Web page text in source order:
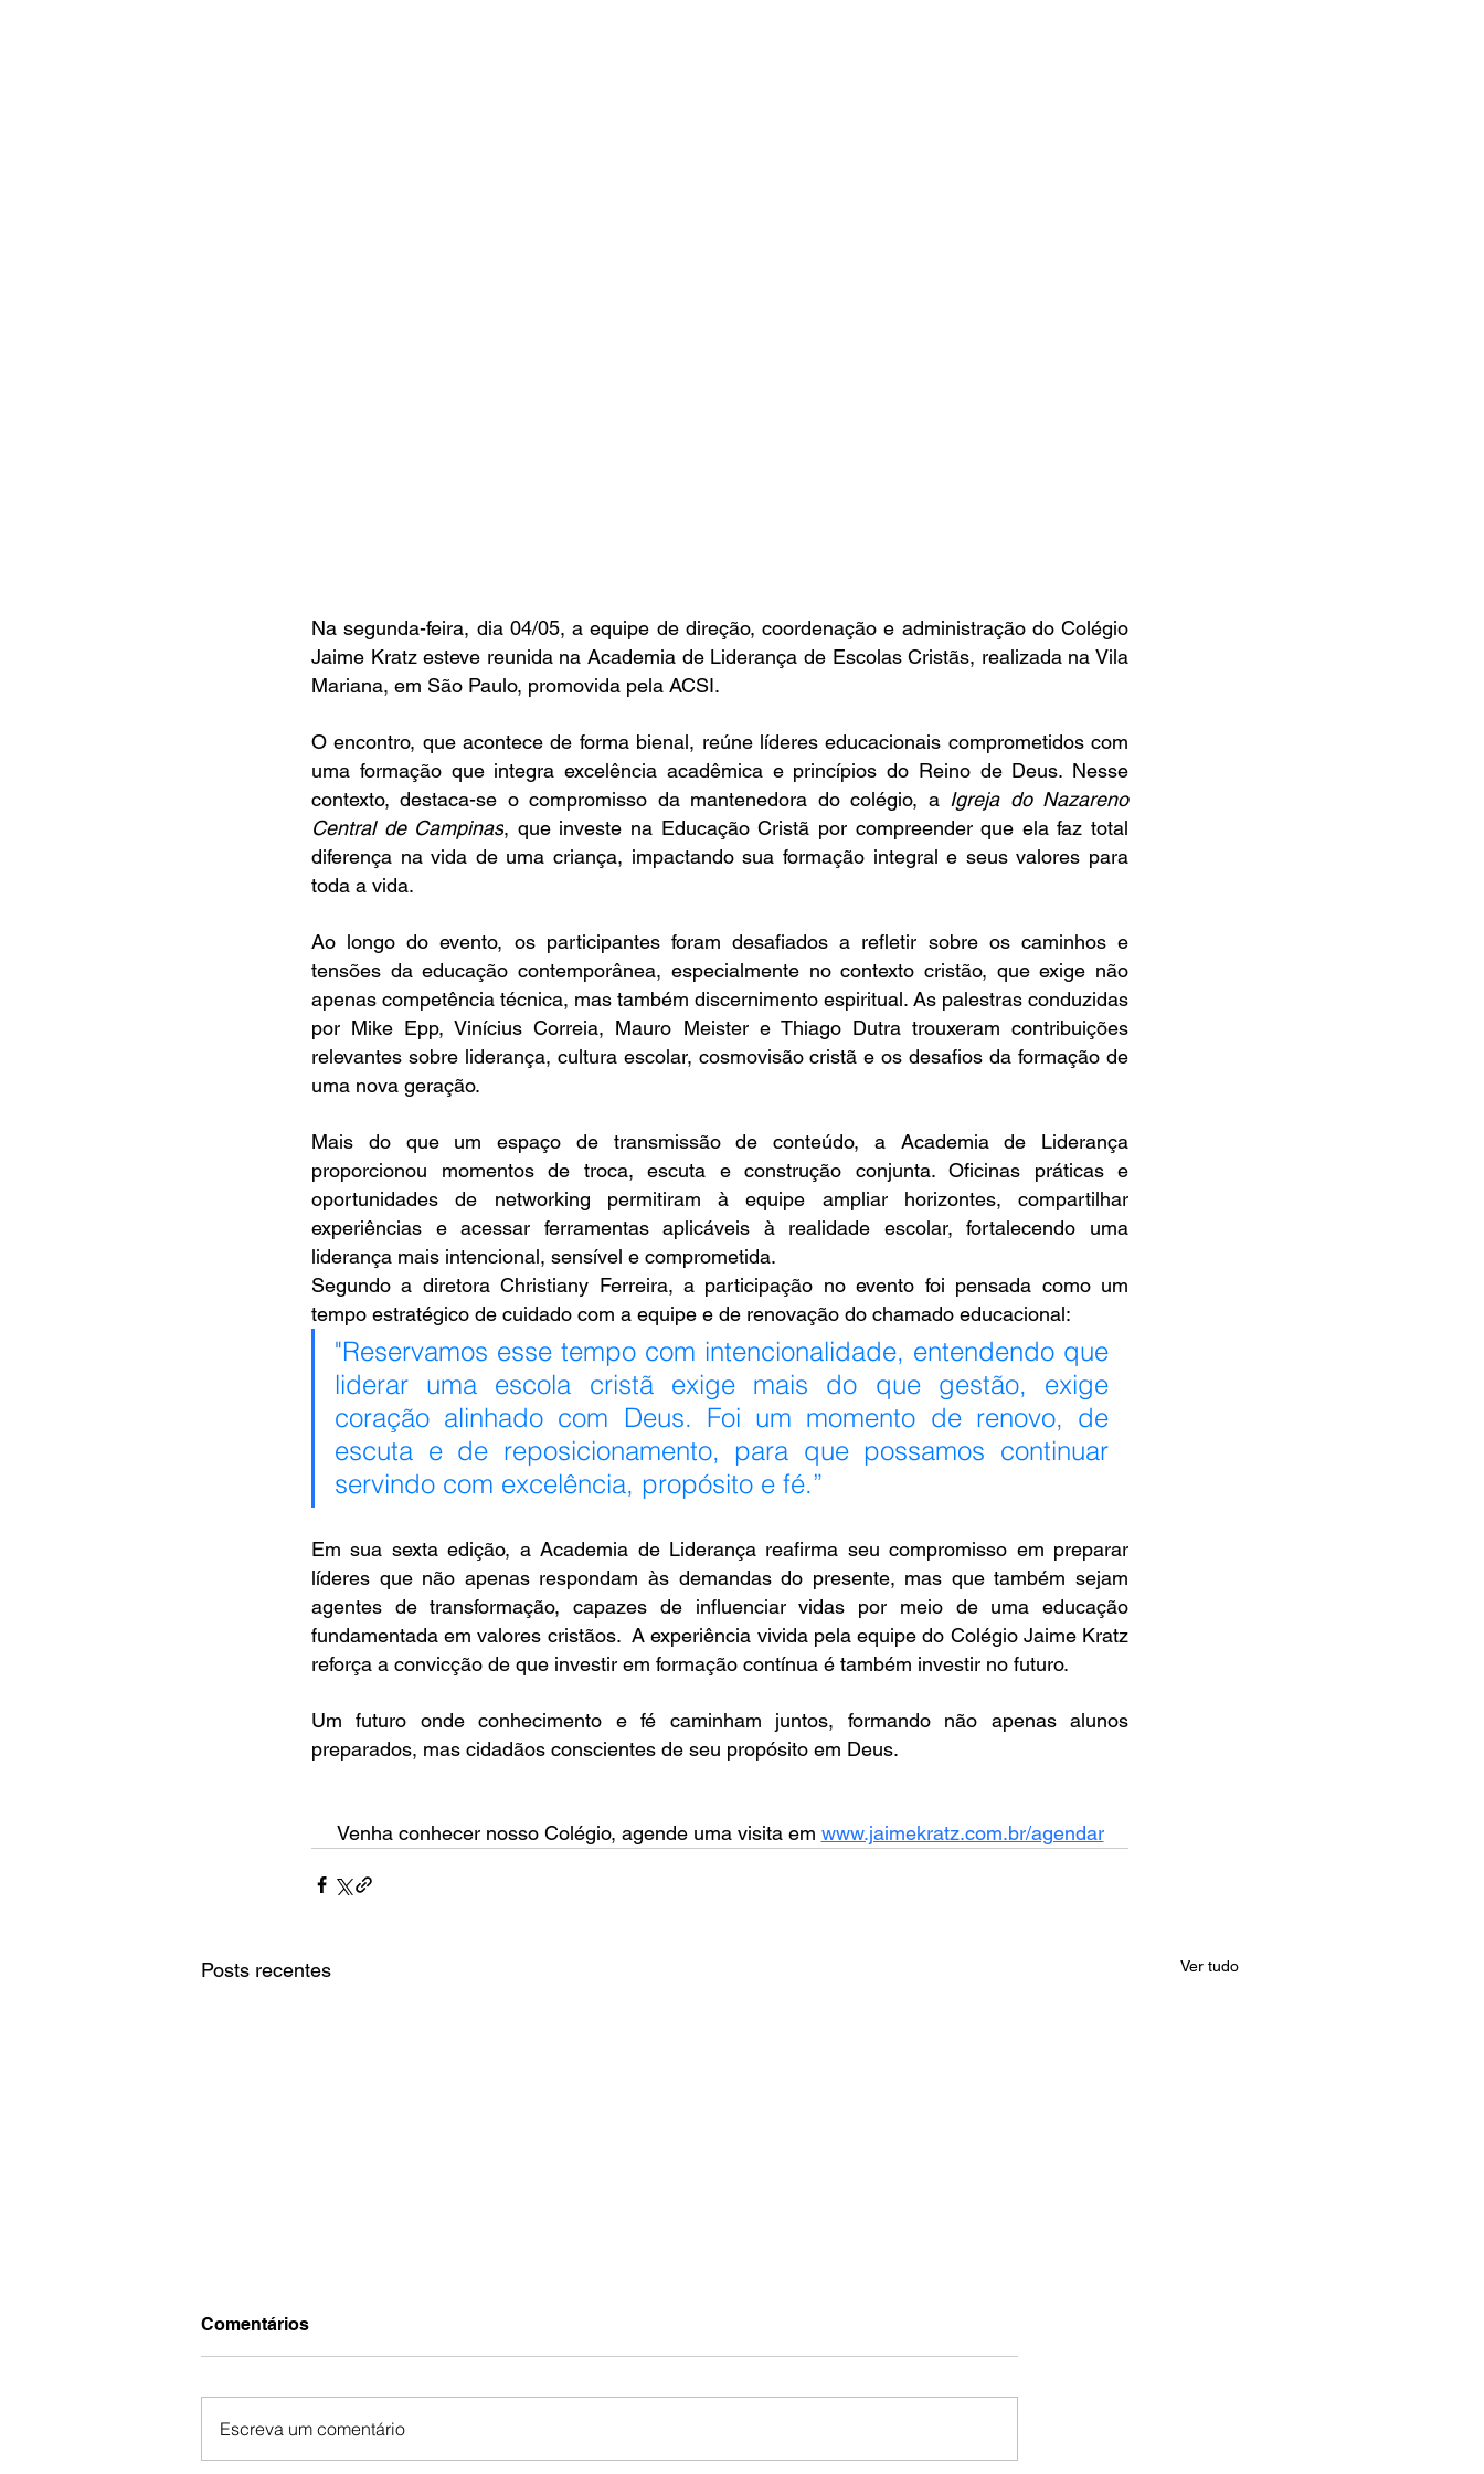
Na segunda-feira, dia 04/05, a equipe de direção, coordenação e administração do Colégio
Jaime Kratz esteve reunida na Academia de Liderança de Escolas Cristãs, realizada na Vila
Mariana, em São Paulo, promovida pela ACSI.
O encontro, que acontece de forma bienal, reúne líderes educacionais comprometidos com
uma formação que integra excelência acadêmica e princípios do Reino de Deus. Nesse
contexto, destaca-se o compromisso da mantenedora do colégio, a Igreja do Nazareno
Central de Campinas, que investe na Educação Cristã por compreender que ela faz total
diferença na vida de uma criança, impactando sua formação integral e seus valores para
toda a vida.
Ao longo do evento, os participantes foram desafiados a refletir sobre os caminhos e
tensões da educação contemporânea, especialmente no contexto cristão, que exige não
apenas competência técnica, mas também discernimento espiritual. As palestras conduzidas
por Mike Epp, Vinícius Correia, Mauro Meister e Thiago Dutra trouxeram contribuições
relevantes sobre liderança, cultura escolar, cosmovisão cristã e os desafios da formação de
uma nova geração.
Mais do que um espaço de transmissão de conteúdo, a Academia de Liderança
proporcionou momentos de troca, escuta e construção conjunta. Oficinas práticas e
oportunidades de networking permitiram à equipe ampliar horizontes, compartilhar
experiências e acessar ferramentas aplicáveis à realidade escolar, fortalecendo uma
liderança mais intencional, sensível e comprometida.
Segundo a diretora Christiany Ferreira, a participação no evento foi pensada como um
tempo estratégico de cuidado com a equipe e de renovação do chamado educacional:
"Reservamos esse tempo com intencionalidade, entendendo que
liderar uma escola cristã exige mais do que gestão, exige
coração alinhado com Deus. Foi um momento de renovo, de
escuta e de reposicionamento, para que possamos continuar
servindo com excelência, propósito e fé.”
Em sua sexta edição, a Academia de Liderança reafirma seu compromisso em preparar
líderes que não apenas respondam às demandas do presente, mas que também sejam
agentes de transformação, capazes de influenciar vidas por meio de uma educação
fundamentada em valores cristãos.  A experiência vivida pela equipe do Colégio Jaime Kratz
reforça a convicção de que investir em formação contínua é também investir no futuro.
Um futuro onde conhecimento e fé caminham juntos, formando não apenas alunos
preparados, mas cidadãos conscientes de seu propósito em Deus.
Venha conhecer nosso Colégio, agende uma visita em www.jaimekratz.com.br/agendar
Posts recentes Ver tudo
Comentários
Escreva um comentário